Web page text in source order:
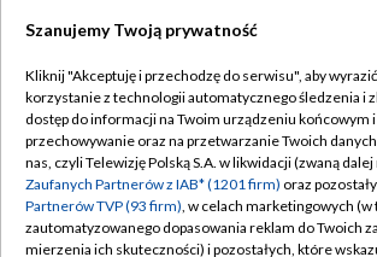
TVP
Abonament TVP
Emisja w TVP
Centrum informacji TVP
Regulamin TVP
Polityka prywatności
Moje zgody
Szanujemy Twoją prywatność
Kliknij "Akceptuję i przechodzę do serwisu", aby
korzystanie z technologii automatycznego śledzenia i
dostęp do informacji na Twoim urządzeniu końcowym i
przechowywanie oraz na przetwarzanie Twoich
nas, czyli Telewizję Polską S.A. w likwidacji (zwaną dalej
Zaufanych Partnerów z IAB* (1201 firm) oraz
Partnerów TVP (93 firm), w celach marketingowych (w
zautomatyzowanego dopasowania reklam do Twoich
mierzenia ich skuteczności) i pozostałych, które